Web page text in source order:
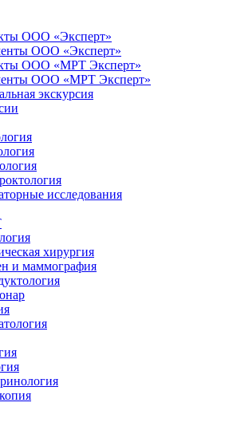
ООО «Эксперт»
ООО «Эксперт»
ООО «МРТ Эксперт»
ООО «МРТ Эксперт»
экскурсия
исследования
хирургия
и маммография